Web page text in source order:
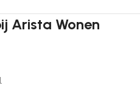
Arista Wonen